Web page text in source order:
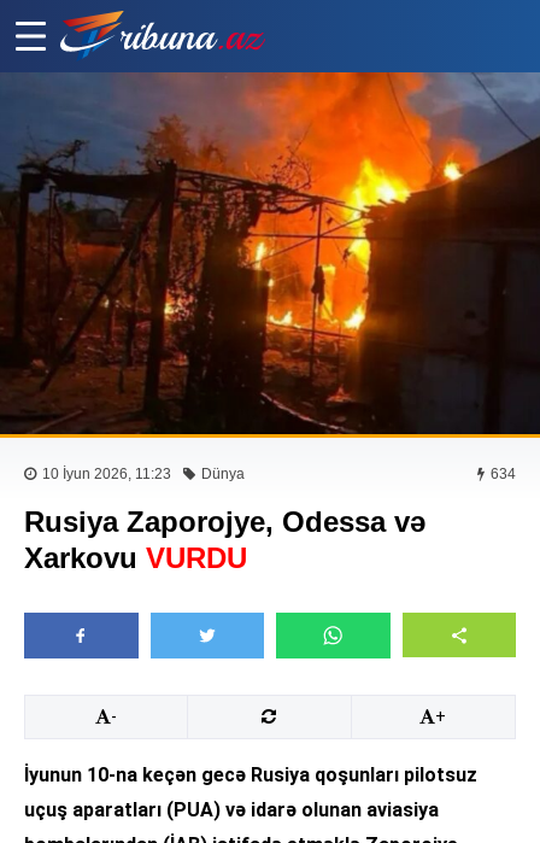
10 İyun 2026, 11:23 Dünya 634
Rusiya Zaporojye, Odessa və
Xarkovu VURDU
- +
İyunun 10-na keçən gecə Rusiya qoşunları pilotsuz
uçuş aparatları (PUA) və idarə olunan aviasiya